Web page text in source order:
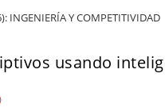
INGENIERÍA Y COMPETITIVIDAD
usando